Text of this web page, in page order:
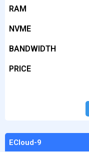
RAM
NVME
BANDWIDTH
PRICE
ECloud-9